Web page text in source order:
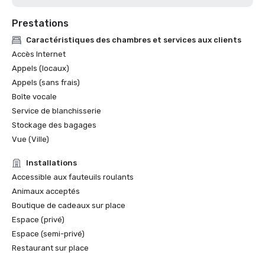
Prestations
Caractéristiques des chambres et services aux clients
Accès Internet
Appels (locaux)
Appels (sans frais)
Boîte vocale
Service de blanchisserie
Stockage des bagages
Vue (Ville)
Installations
Accessible aux fauteuils roulants
Animaux acceptés
Boutique de cadeaux sur place
Espace (privé)
Espace (semi-privé)
Restaurant sur place